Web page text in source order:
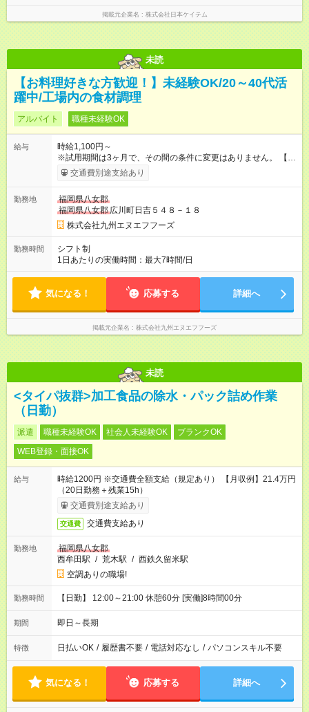
掲載元企業名 株式会社日本ケイテム
未読
【お料理好きな方歓迎！】未経験OK/20～40代活
躍中/工場内の食材調理
アルバイト 職種未経験OK
給与
時給1,100円～
※試用期間は3ヶ月で、その間の条件に変更はありません。 【試
用期間】試用期間あり 試用期間の長さ：3ヶ月 雇用形態、給与
は本採用時と同じです。
交通費別途支給あり
勤務地
福岡県八女郡
福岡県八女郡 広川町日吉５４８－１８
株式会社九州エヌエフフーズ
勤務時間
シフト制
1日あたりの実働時間：最大7時間/日
気になる！ 応募する 詳細へ
掲載元企業名 株式会社九州エヌエフフーズ
未読
<タイパ抜群>加工食品の除水・パック詰め作業
（日勤）
派遣 職種未経験OK 社会人未経験OK
ブランクOK
WEB登録・面接OK
給与
時給1200円 ※交通費全額支給（規定あり） 【月収例】21.4万円
（20日勤務＋残業15h）
交通費別途支給あり
交通費 交通費支給あり
勤務地
福岡県八女郡
西牟田駅 / 荒木駅 / 西鉄久留米駅
空調ありの職場!
勤務時間 【日勤】 12:00～21:00 休憩60分 [実働]8時間00分
期間 即日～長期
特徴 日払いOK / 履歴書不要 / 電話対応なし / パソコンスキル不要
気になる！ 応募する 詳細へ